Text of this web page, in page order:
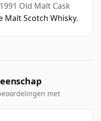
Old Malt Cask
Malt Scotch Whisky.
met